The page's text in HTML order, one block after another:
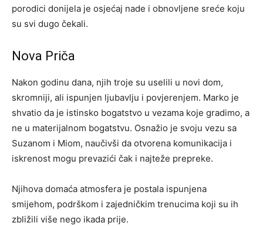
porodici donijela je osjećaj nade i obnovljene sreće koju
su svi dugo čekali.
Nova Priča
Nakon godinu dana, njih troje su uselili u novi dom,
skromniji, ali ispunjen ljubavlju i povjerenjem. Marko je
shvatio da je istinsko bogatstvo u vezama koje gradimo, a
ne u materijalnom bogatstvu. Osnažio je svoju vezu sa
Suzanom i Miom, naučivši da otvorena komunikacija i
iskrenost mogu prevazići čak i najteže prepreke.
Njihova domaća atmosfera je postala ispunjena
smijehom, podrškom i zajedničkim trenucima koji su ih
zbližili više nego ikada prije.